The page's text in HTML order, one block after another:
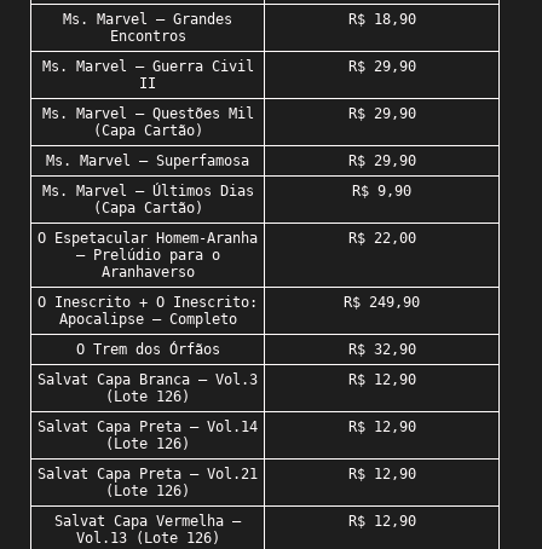
Ms. Marvel – Grandes
Encontros
R$ 18,90
Ms. Marvel – Guerra Civil
II
R$ 29,90
Ms. Marvel – Questões Mil
(Capa Cartão)
R$ 29,90
Ms. Marvel – Superfamosa
R$ 29,90
Ms. Marvel – Últimos Dias
(Capa Cartão)
R$ 9,90
O Espetacular Homem-Aranha
– Prelúdio para o
Aranhaverso
R$ 22,00
O Inescrito + O Inescrito:
Apocalipse – Completo
R$ 249,90
O Trem dos Órfãos
R$ 32,90
Salvat Capa Branca – Vol.3
(Lote 126)
R$ 12,90
Salvat Capa Preta – Vol.14
(Lote 126)
R$ 12,90
Salvat Capa Preta – Vol.21
(Lote 126)
R$ 12,90
Salvat Capa Vermelha –
Vol.13 (Lote 126)
R$ 12,90